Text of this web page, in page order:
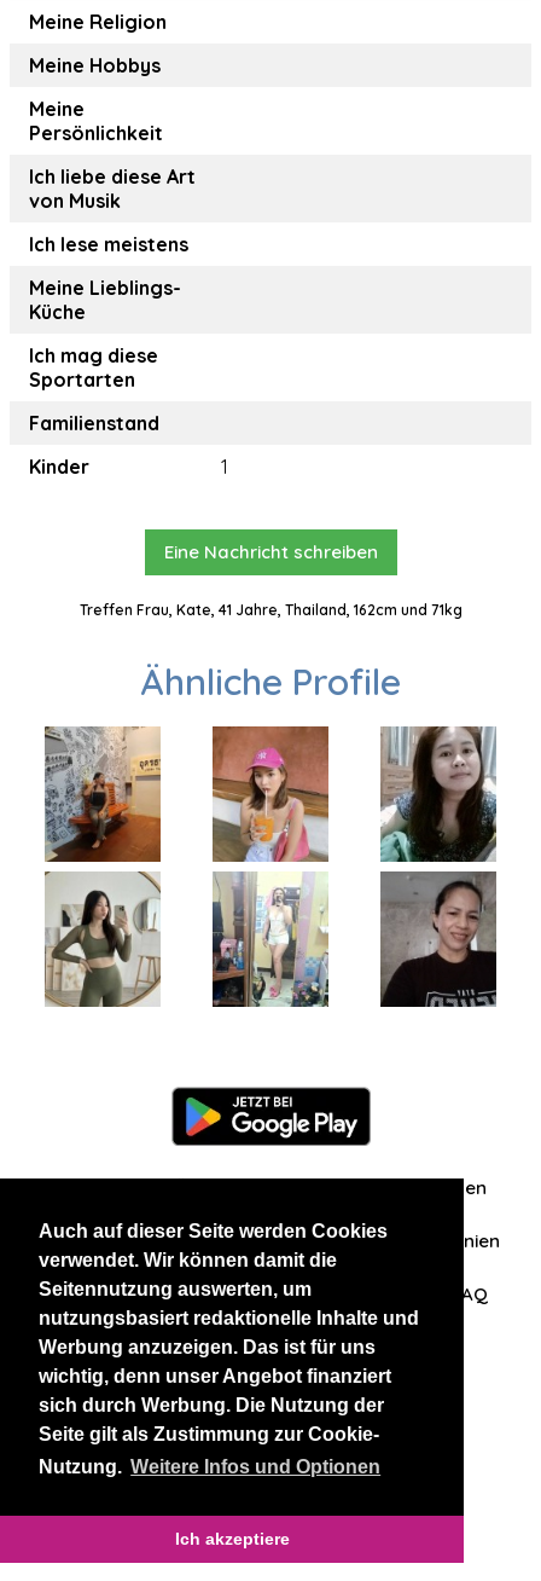
Auch auf dieser Seite werden Cookies
verwendet. Wir können damit die
Seitennutzung auswerten, um
nutzungsbasiert redaktionelle Inhalte und
Werbung anzuzeigen. Das ist für uns
wichtig, denn unser Angebot finanziert
sich durch Werbung. Die Nutzung der
Seite gilt als Zustimmung zur Cookie-
Nutzung. Weitere Infos und Optionen
Ich akzeptiere
Meine Religion
Meine Hobbys
Meine
Persönlichkeit
Ich liebe diese Art
von Musik
Ich lese meistens
Meine Lieblings-
Küche
Ich mag diese
Sportarten
Familienstand
Kinder
1
Eine Nachricht schreiben
Treffen Frau, Kate, 41 Jahre, Thailand, 162cm und 71kg
Ähnliche Profile
Zuschriften/Erfahrungen
Datenschutzerklärung AGB Datenschutzrichtlinien
Nehmen Sie Kontakt mit uns auf FAQ
Unsere anderen Websites
BlackAndBeauties RussianKisses